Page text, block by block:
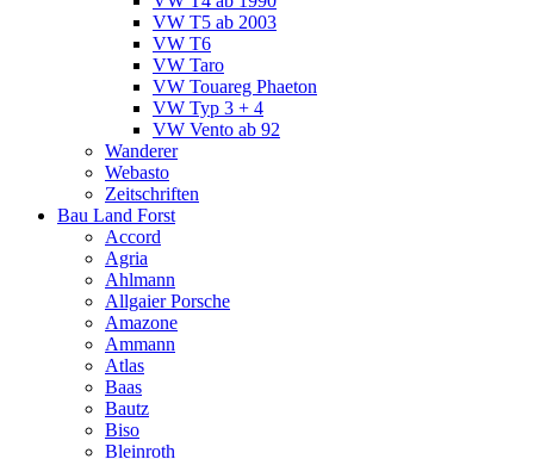
VW T5 ab 2003
VW T6
VW Taro
VW Touareg Phaeton
VW Typ 3 + 4
VW Vento ab 92
Wanderer
Webasto
Zeitschriften
Bau Land Forst
Accord
Agria
Ahlmann
Allgaier Porsche
Amazone
Ammann
Atlas
Baas
Bautz
Biso
Bleinroth